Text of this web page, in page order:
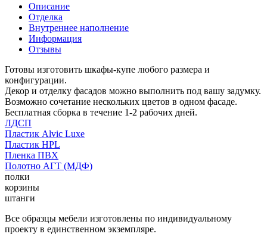
Описание
Отделка
Внутреннее наполнение
Информация
Отзывы
Готовы изготовить шкафы-купе любого размера и
конфигурации.
Декор и отделку фасадов можно выполнить под вашу задумку.
Возможно сочетание нескольких цветов в одном фасаде.
Бесплатная сборка в течение 1-2 рабочих дней.
ЛДСП
Пластик Alvic Luxe
Пластик HPL
Пленка ПВХ
Полотно АГТ (МДФ)
полки
корзины
штанги
Все образцы мебели изготовлены по индивидуальному
проекту в единственном экземпляре.